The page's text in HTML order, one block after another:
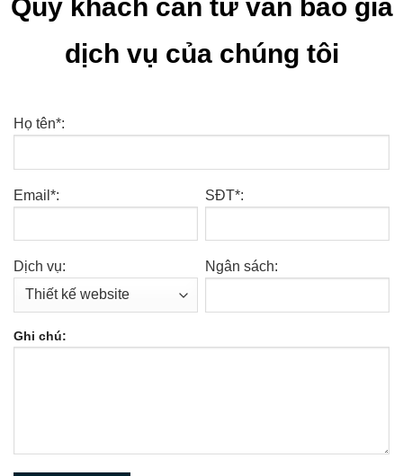
Quý khách cần tư vấn báo giá
dịch vụ của chúng tôi
Họ tên*:
Email*: SĐT*:
Dịch vụ: Ngân sách:
Ghi chú: